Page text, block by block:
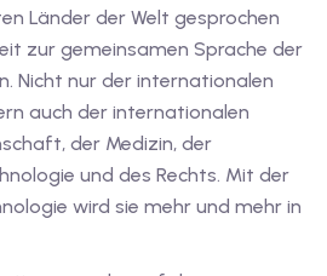
Länder der Welt gesprochen
zur gemeinsamen Sprache der
Nicht nur der internationalen
auch der internationalen
der Medizin, der
und des Rechts. Mit der
wird sie mehr und mehr in